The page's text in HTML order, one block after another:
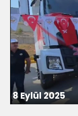
8 Eylül 2025